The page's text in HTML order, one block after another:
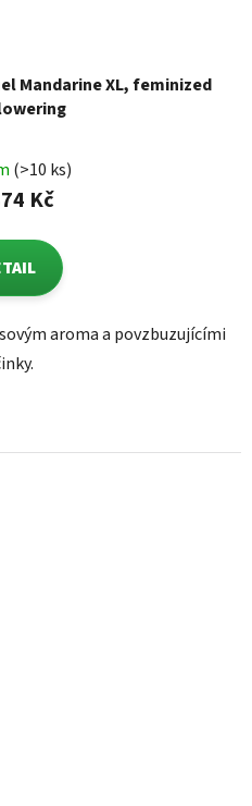
Mandarine XL, feminized
(>10 ks)
Kč
aroma a povzbuzujícími